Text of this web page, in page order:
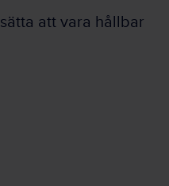
att vara hållbar